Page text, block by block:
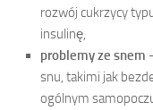
rozwój cukrzycy
insulinę,
problemy ze snem
snu, takimi jak
ogólnym